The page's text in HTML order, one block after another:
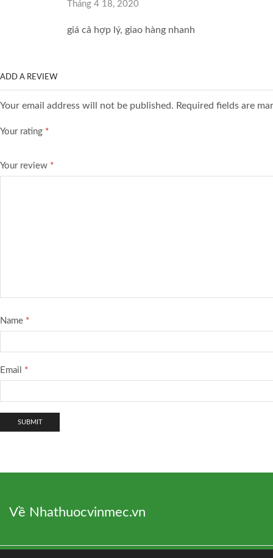
Tháng 4 18, 2020
giá cả hợp lý, giao hàng nhanh
ADD A REVIEW
Your email address will not be published. Required fields are
Your rating *
Your review *
Name *
Email *
Về Nhathuocvinmec.vn